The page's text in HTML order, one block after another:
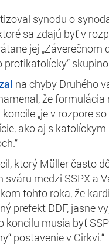
synodu o
sa zdajú byť v
jej „Záverečnom
protikatolícky“
na chyby Druhého
že formulácia
„je v rozpore
ako aj s
ktorý Müller často
medzi SSPX a
tohto roka, že
prefekt DDF, jasne
koncilu musia byť
postavenie v Cirkvi.“